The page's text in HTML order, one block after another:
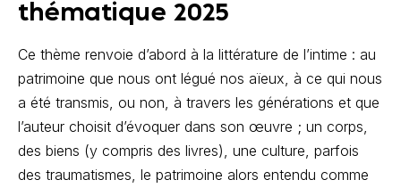
thématique 2025
Ce thème renvoie d’abord à la littérature de l’intime : au
patrimoine que nous ont légué nos aïeux, à ce qui nous
a été transmis, ou non, à travers les générations et que
l’auteur choisit d’évoquer dans son œuvre ; un corps,
des biens (y compris des livres), une culture, parfois
des traumatismes, le patrimoine alors entendu comme